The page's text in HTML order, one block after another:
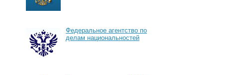
Федеральное агентство по
делам национальностей